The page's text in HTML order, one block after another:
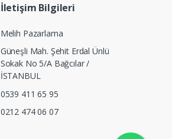
İletişim Bilgileri
Melih Pazarlama
Güneşli Mah. Şehit Erdal Ünlü
Sokak No 5/A Bağcılar /
İSTANBUL
0539 411 65 95
0212 474 06 07